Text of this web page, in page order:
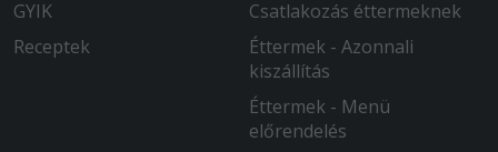
GYIK
Receptek
Csatlakozás éttermeknek
Éttermek - Azonnali
kiszállítás
Éttermek - Menü
előrendelés